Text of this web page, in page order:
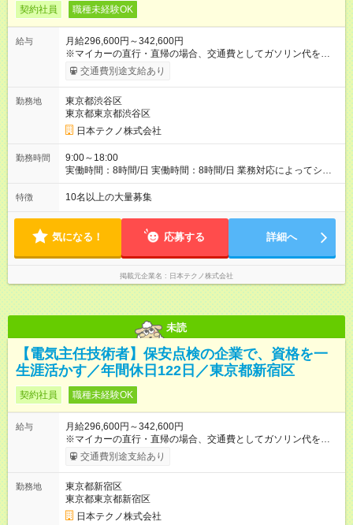
契約社員 職種未経験OK
給与
月給296,600円～342,600円
※マイカーの直行・直帰の場合、交通費としてガソリン代を支給
します。 【試用期間】試用期間あり 試用期間の長さ：3ヶ月 雇
用形態、給与は本採用時と同じです。
交通費別途支給あり
勤務地
東京都渋谷区
東京都東京都渋谷区
日本テクノ株式会社
勤務時間
9:00～18:00
実働時間：8時間/日 実働時間：8時間/日 業務対応によってシフ
ト勤務もあります 勤務状況によっては土日祝日の作業出勤あ
り。 その場合、振替/代休の取得をして頂きます。
特徴 10名以上の大量募集
気になる！ 応募する 詳細へ
掲載元企業名 日本テクノ株式会社
未読
【電気主任技術者】保安点検の企業で、資格を一
生涯活かす／年間休日122日／東京都新宿区
契約社員 職種未経験OK
給与
月給296,600円～342,600円
※マイカーの直行・直帰の場合、交通費としてガソリン代を支給
します。 【試用期間】試用期間あり 試用期間の長さ：3ヶ月 雇
用形態、給与は本採用時と同じです。
交通費別途支給あり
勤務地
東京都新宿区
東京都東京都新宿区
日本テクノ株式会社